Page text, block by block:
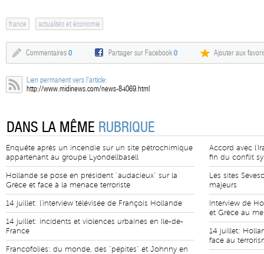
france actualités et économie
Commentaires 0 Partager sur Facebook0 Ajouter aux
Lien permanent vers l'article:
http://www.midinews.com/news-84069.html
DANS LA MÊME RUBRIQUE
Enquête après un incendie sur un site pétrochimique
appartenant au groupe Lyondellbasell
Hollande se pose en président "audacieux" sur la
Grèce et face à la menace terroriste
14 juillet: l'interview télévisée de François Hollande
14 juillet: incidents et violences urbaines en Ile-de-
France
Francofolies: du monde, des "pépites" et Johnny en
Accord avec
fin du conflit
Les sites
majeurs
Interview de
et Grèce au
14 juillet:
face au